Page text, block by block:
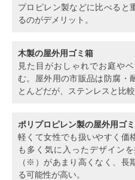
プロピレン製などに比べると
るのがデメリット。
木製の屋外用ゴミ箱
見た目がおしゃれでお庭や
む。屋外用の市販品は防腐・
とんどだが、ステンレスと比
ポリプロピレン製の屋外用ゴ
軽くて女性でも扱いやすく価
も多く気に入ったデザイン
（※）があまり高くなく、長
る可能性が高い。